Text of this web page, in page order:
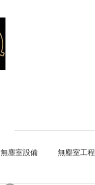
無塵室設備 無塵室工程